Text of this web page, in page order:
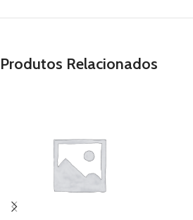
Produtos Relacionados